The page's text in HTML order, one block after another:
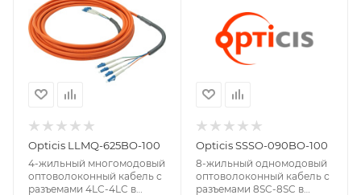
Opticis LLMQ-625BO-100
4-жильный многомодовый
оптоволоконный кабель с
разъемами 4LC-4LC в
Opticis SSSO-090BO-100
8-жильный одномодовый
оптоволоконный кабель с
разъемами 8SC-8SC в